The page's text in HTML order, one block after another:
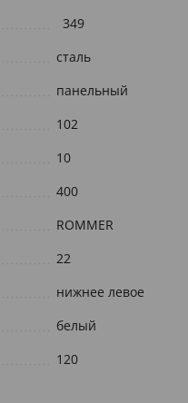
349
сталь
панельный
102
10
400
ROMMER
22
нижнее левое
белый
120